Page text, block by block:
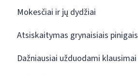
Mokesčiai ir jų dydžiai
Atsiskaitymas grynaisiais pinigais
Dažniausiai užduodami klausimai